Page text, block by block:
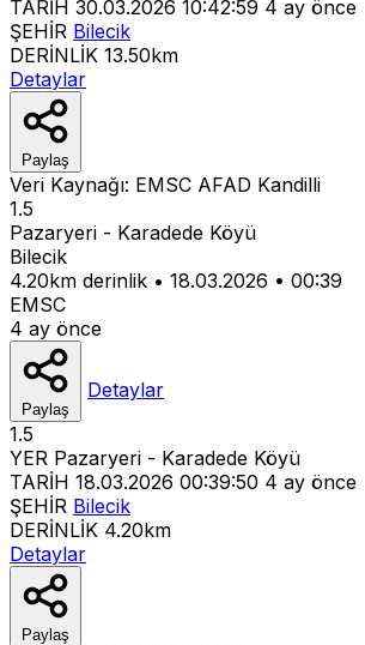
TARİH 30.03.2026 10:42:59 4 ay önce
ŞEHİR Bilecik
DERİNLİK 13.50km
Detaylar
Paylaş
Veri Kaynağı: EMSC AFAD Kandilli
1.5
Pazaryeri - Karadede Köyü
Bilecik
4.20km derinlik • 18.03.2026 • 00:39
EMSC
4 ay önce
Paylaş
Detaylar
1.5
YER Pazaryeri - Karadede Köyü
TARİH 18.03.2026 00:39:50 4 ay önce
ŞEHİR Bilecik
DERİNLİK 4.20km
Detaylar
Paylaş